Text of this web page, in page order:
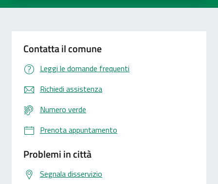
Contatta il comune
Leggi le domande frequenti
Richiedi assistenza
Numero verde
Prenota appuntamento
Problemi in città
Segnala disservizio